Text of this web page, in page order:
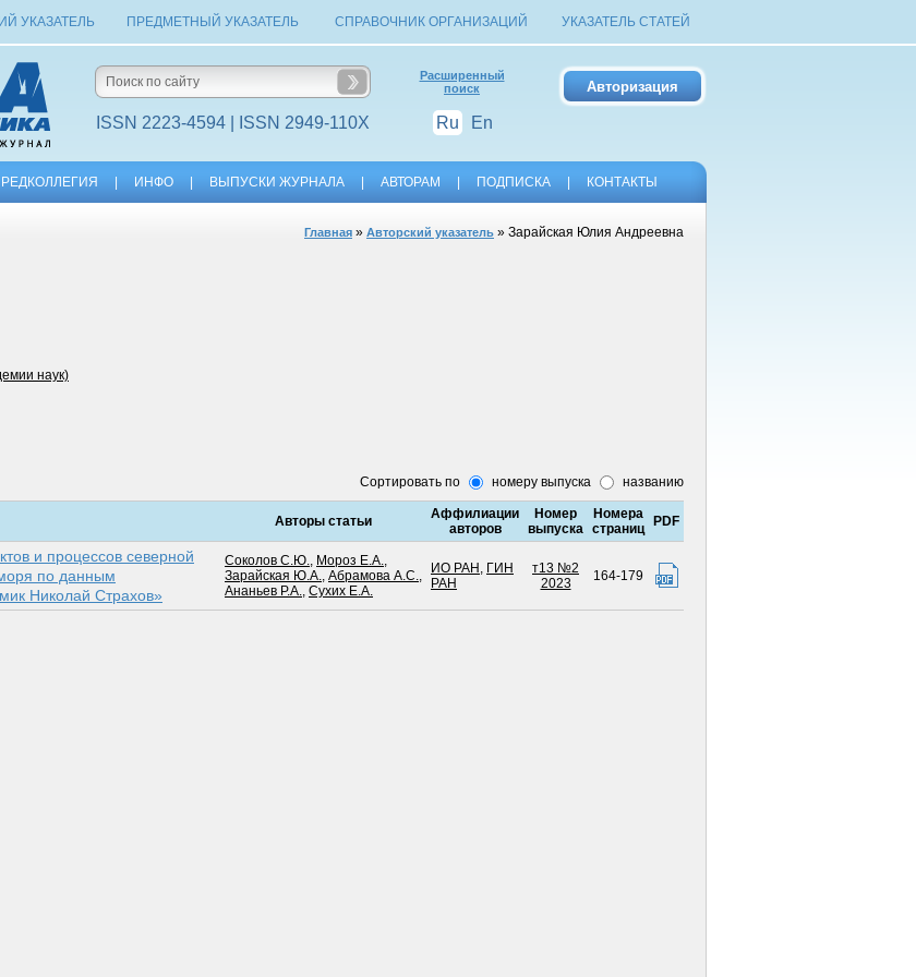
УКАЗАТЕЛЬ ПРЕДМЕТНЫЙ УКАЗАТЕЛЬ СПРАВОЧНИК ОРГАНИЗАЦИЙ УКАЗАТЕЛЬ СТАТЕЙ
ISSN 2223-4594 | ISSN 2949-110X
Расширенный
поиск
Ru En
ИНФО ВЫПУСКИ ЖУРНАЛА АВТОРАМ ПОДПИСКА КОНТАКТЫ
Главная » Авторский указатель » Зарайская Юлия Андреевна
наук)
Сортировать по
номеру выпуска названию
Авторы статьи
Аффилиации
авторов
Номер
выпуска
Номера
страниц
PDF
и процессов северной
по данным
Николай Страхов»
Соколов С.Ю., Мороз Е.А.,
Зарайская Ю.А., Абрамова А.С.,
Ананьев Р.А., Сухих Е.А.
ИО РАН , ГИН
РАН
т13 №2
2023
164-179